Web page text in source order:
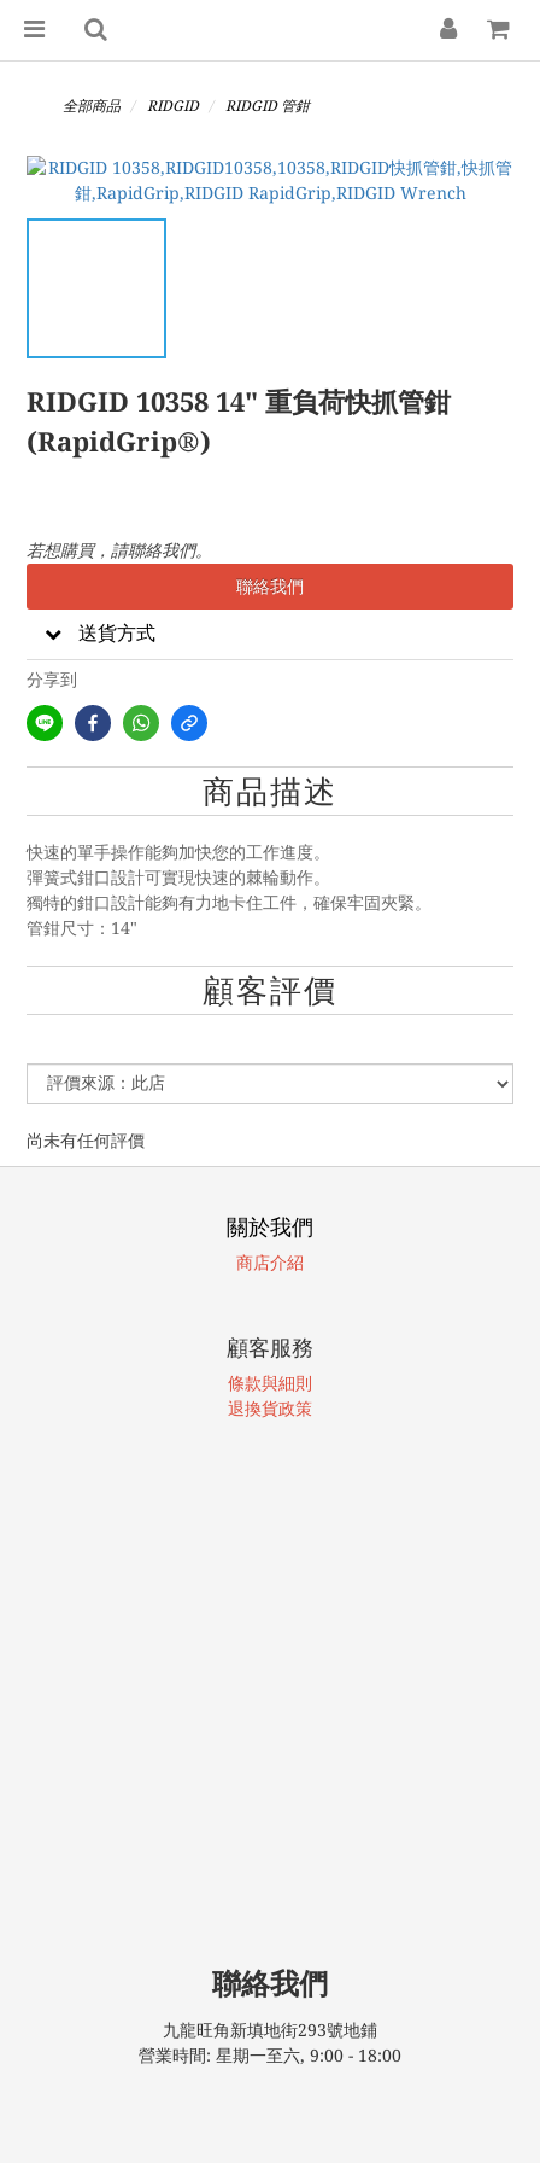
全部商品 RIDGID RIDGID 管鉗
RIDGID 10358 14" 重負荷快抓管鉗
(RapidGrip®)
若想購買，請聯絡我們。
聯絡我們
送貨方式
分享到
商品描述
快速的單手操作能夠加快您的工作進度。
彈簧式鉗口設計可實現快速的棘輪動作。
獨特的鉗口設計能夠有力地卡住工件，確保牢固夾緊。
管鉗尺寸：14"
顧客評價
尚未有任何評價
關於我們
商店介紹
顧客服務
條款與細則
退換貨政策
聯絡我們
九龍旺角新填地街293號地鋪
營業時間: 星期一至六, 9:00 - 18:00